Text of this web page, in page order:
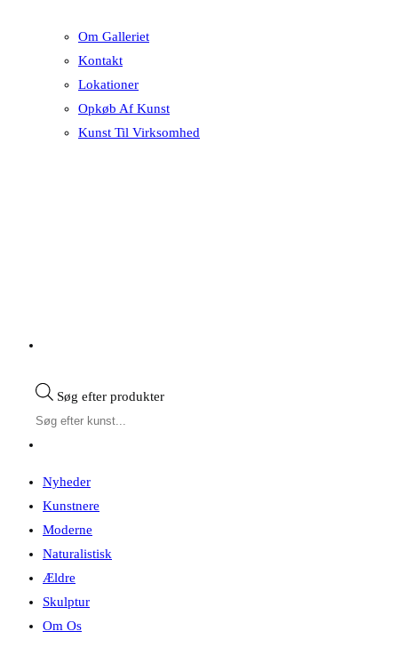
Om Galleriet
Kontakt
Lokationer
Opkøb Af Kunst
Kunst Til Virksomhed
Søg efter produkter
Nyheder
Kunstnere
Moderne
Naturalistisk
Ældre
Skulptur
Om Os